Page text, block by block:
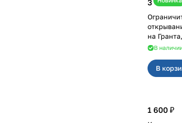
3 400 ₽
на
В
В
1 600 ₽